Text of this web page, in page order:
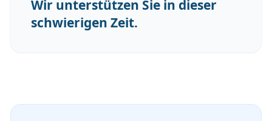
Wir unterstützen Sie in dieser
schwierigen Zeit.